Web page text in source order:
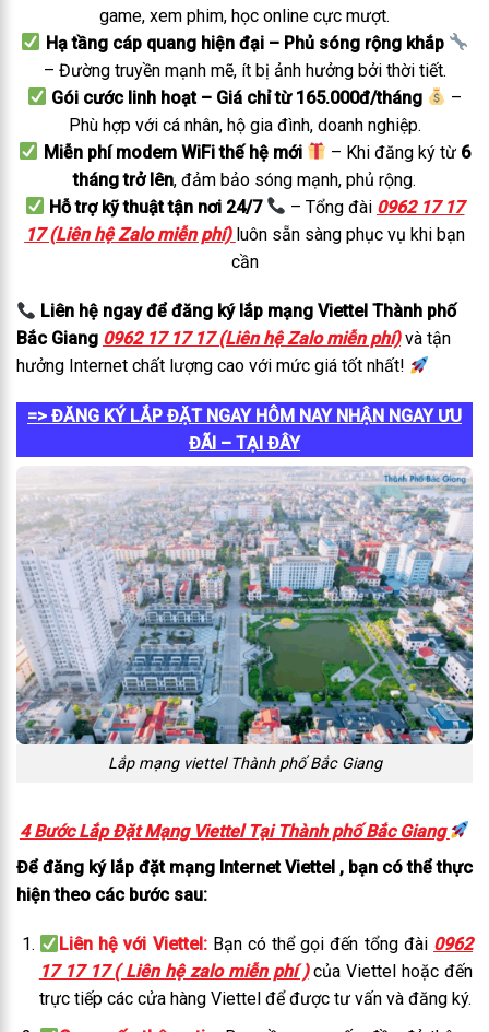
game, xem phim, học online cực mượt.
Hạ tầng cáp quang hiện đại – Phủ sóng rộng khắp
– Đường truyền mạnh mẽ, ít bị ảnh hưởng bởi thời tiết.
Gói cước linh hoạt – Giá chỉ từ 165.000đ/tháng
–
Phù hợp với cá nhân, hộ gia đình, doanh nghiệp.
Miễn phí modem WiFi thế hệ mới
– Khi đăng ký từ 6
tháng trở lên, đảm bảo sóng mạnh, phủ rộng.
Hỗ trợ kỹ thuật tận nơi 24/7
– Tổng đài 0962 17 17
17 (Liên hệ Zalo miễn phí) luôn sẵn sàng phục vụ khi bạn
cần
Liên hệ ngay để đăng ký lắp mạng Viettel Thành phố
Bắc Giang 0962 17 17 17 (Liên hệ Zalo miễn phí)và tận
hưởng Internet chất lượng cao với mức giá tốt nhất!
=> ĐĂNG KÝ LẮP ĐẶT NGAY HÔM NAY NHẬN NGAY ƯU
ĐÃI – TẠI ĐÂY
Lắp mạng viettel Thành phố Bắc Giang
4 Bước Lắp Đặt Mạng Viettel Tại Thành phố Bắc Giang
Để đăng ký lắp đặt mạng Internet Viettel , bạn có thể thực
hiện theo các bước sau:
Liên hệ với Viettel: Bạn có thể gọi đến tổng đài 0962
17 17 17 ( Liên hệ zalo miễn phí ) của Viettel hoặc đến
trực tiếp các cửa hàng Viettel để được tư vấn và đăng ký.